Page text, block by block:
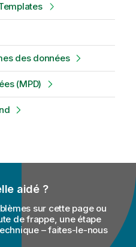
des données
(MPD)
aidé ?
sur cette page ou
de frappe, une étape
– faites-le-nous